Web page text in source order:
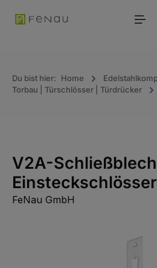
springen
Du bist hier: Home
Torbau | Türschlösser | Türdrücker
V2A-
Einsteckschlösser
FeNau GmbH
Bildergalerie überspringen